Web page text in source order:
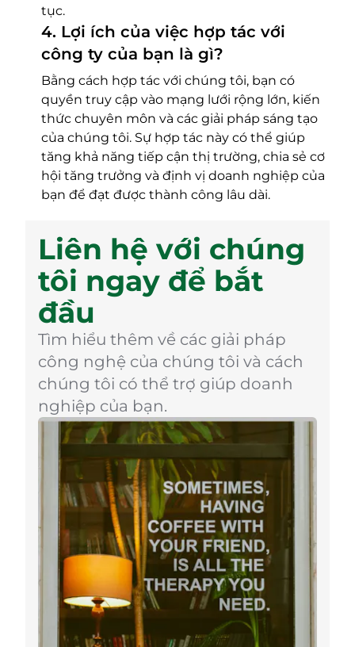
tục.
4. Lợi ích của việc hợp tác với
công ty của bạn là gì?
Bằng cách hợp tác với chúng tôi, bạn có
quyền truy cập vào mạng lưới rộng lớn, kiến
thức chuyên môn và các giải pháp sáng tạo
của chúng tôi. Sự hợp tác này có thể giúp
tăng khả năng tiếp cận thị trường, chia sẻ cơ
hội tăng trưởng và định vị doanh nghiệp của
bạn để đạt được thành công lâu dài.
Liên hệ với chúng
tôi ngay để bắt
đầu
Tìm hiểu thêm về các giải pháp
công nghệ của chúng tôi và cách
chúng tôi có thể trợ giúp doanh
nghiệp của bạn.